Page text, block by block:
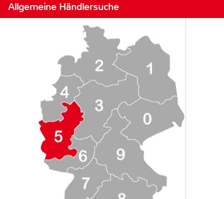
Allgemeine Händlersuche